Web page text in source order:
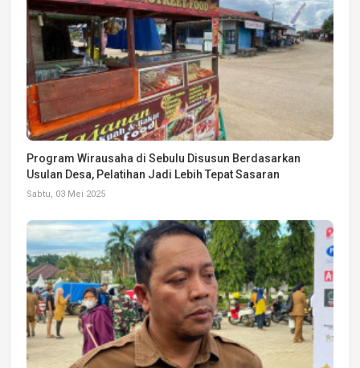
Program Wirausaha di Sebulu Disusun Berdasarkan
Usulan Desa, Pelatihan Jadi Lebih Tepat Sasaran
Sabtu, 03 Mei 2025